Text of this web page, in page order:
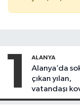
1 ALANYA
Alanya’da
çıkan yılan,
vatandaşı